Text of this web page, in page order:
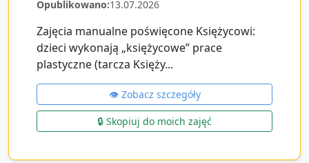
Opublikowano:13.07.2026
Zajęcia manualne poświęcone Księżycowi:
dzieci wykonają „księżycowe” prace
plastyczne (tarcza Księży...
👁️ Zobacz szczegóły
🔒 Skopiuj do moich zajęć